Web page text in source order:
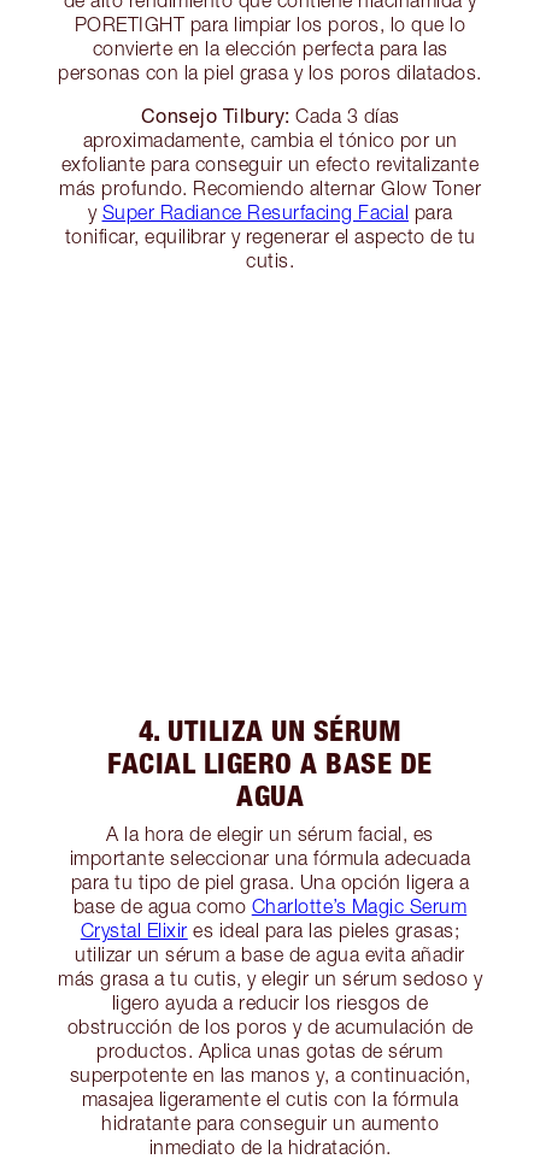
PORETIGHT para limpiar los poros, lo que lo
convierte en la elección perfecta para las
personas con la piel grasa y los poros dilatados.
Consejo Tilbury: Cada 3 días
aproximadamente, cambia el tónico por un
exfoliante para conseguir un efecto revitalizante
más profundo. Recomiendo alternar Glow Toner
y Super Radiance Resurfacing Facial para
tonificar, equilibrar y regenerar el aspecto de tu
cutis.
4. UTILIZA UN SÉRUM
FACIAL LIGERO A BASE DE
AGUA
A la hora de elegir un sérum facial, es
importante seleccionar una fórmula adecuada
para tu tipo de piel grasa. Una opción ligera a
base de agua como Charlotte’s Magic Serum
Crystal Elixir es ideal para las pieles grasas;
utilizar un sérum a base de agua evita añadir
más grasa a tu cutis, y elegir un sérum sedoso y
ligero ayuda a reducir los riesgos de
obstrucción de los poros y de acumulación de
productos. Aplica unas gotas de sérum
superpotente en las manos y, a continuación,
masajea ligeramente el cutis con la fórmula
hidratante para conseguir un aumento
inmediato de la hidratación.